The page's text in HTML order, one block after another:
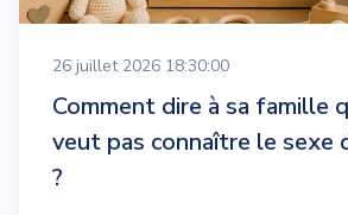
26 juillet 2026 18:30:00
Comment dire à sa famille
veut pas connaître le sexe
?